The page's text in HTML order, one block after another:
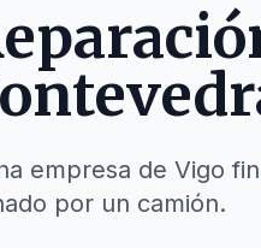
empresa de Vigo
por un camión.